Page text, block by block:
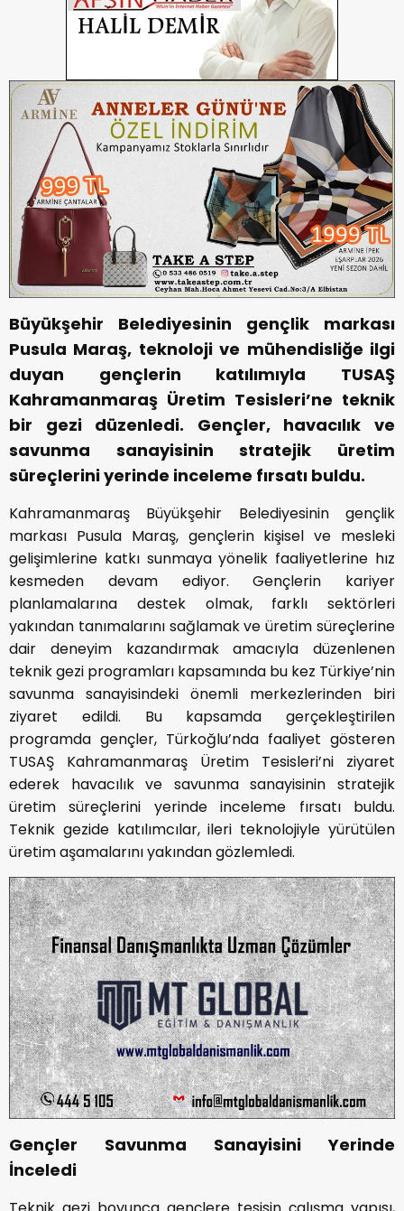
Büyükşehir Belediyesinin gençlik markası
Pusula Maraş, teknoloji ve mühendisliğe ilgi
duyan gençlerin katılımıyla TUSAŞ
Kahramanmaraş Üretim Tesisleri’ne teknik
bir gezi düzenledi. Gençler, havacılık ve
savunma sanayisinin stratejik üretim
süreçlerini yerinde inceleme fırsatı buldu.
Kahramanmaraş Büyükşehir Belediyesinin gençlik
markası Pusula Maraş, gençlerin kişisel ve mesleki
gelişimlerine katkı sunmaya yönelik faaliyetlerine hız
kesmeden devam ediyor. Gençlerin kariyer
planlamalarına destek olmak, farklı sektörleri
yakından tanımalarını sağlamak ve üretim süreçlerine
dair deneyim kazandırmak amacıyla düzenlenen
teknik gezi programları kapsamında bu kez Türkiye’nin
savunma sanayisindeki önemli merkezlerinden biri
ziyaret edildi. Bu kapsamda gerçekleştirilen
programda gençler, Türkoğlu’nda faaliyet gösteren
TUSAŞ Kahramanmaraş Üretim Tesisleri’ni ziyaret
ederek havacılık ve savunma sanayisinin stratejik
üretim süreçlerini yerinde inceleme fırsatı buldu.
Teknik gezide katılımcılar, ileri teknolojiyle yürütülen
üretim aşamalarını yakından gözlemledi.
Gençler Savunma Sanayisini Yerinde
İnceledi